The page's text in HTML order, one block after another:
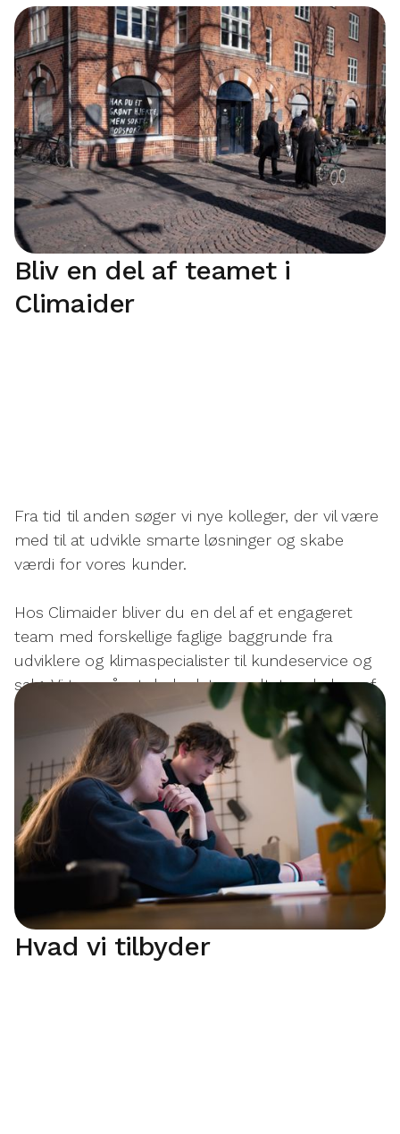
Bliv en del af teamet i
Climaider
Fra tid til anden søger vi nye kolleger, der vil være
med til at udvikle smarte løsninger og skabe
værdi for vores kunder.
Hos Climaider bliver du en del af et engageret
team med forskellige faglige baggrunde fra
udviklere og klimaspecialister til kundeservice og
salg. Vi tror på, at de bedste resultater skabes af
mennesker, der trives og udvikler sig.
Hvad vi tilbyder